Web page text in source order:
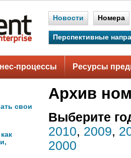
Новости Номера
Перспективные
процессы Ресурсы
свои
Архив
Выберите
2010, 2009,
2000